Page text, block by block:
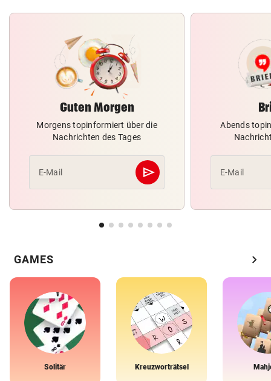
Guten Morgen
Morgens topinformiert über die
Nachrichten des Tages
E-Mail send
Abschicken
Abends
E-Mail
GAMES chevron_right
Solitär Kreuzworträtsel